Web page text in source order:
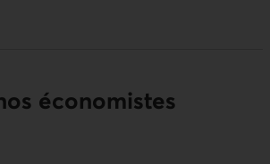
économistes